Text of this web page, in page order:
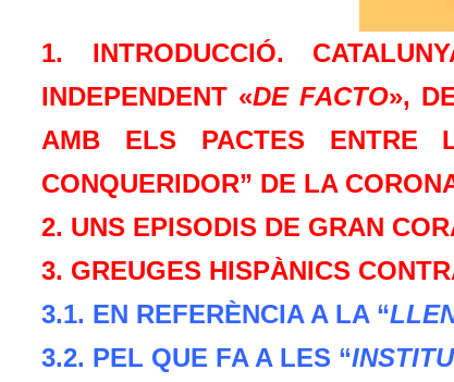
1. INTRODUCCIÓ.
INDEPENDENT «DE FACTO»,
AMB ELS PACTES
CONQUERIDOR” DE LA
2. UNS EPISODIS DE GRAN
3. GREUGES HISPÀNICS
3.1. EN REFERÈNCIA A LA “
3.2. PEL QUE FA A LES “